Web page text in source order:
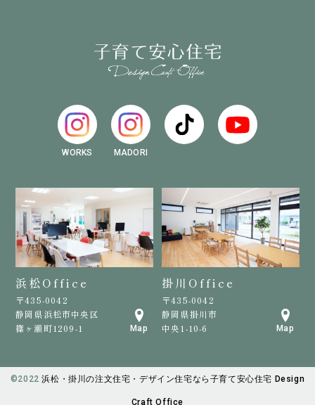
WORKS MADORI
浜松Office
〒435-0042
静岡県浜松市中央区
篠ヶ瀬町1209-1
Map
掛川Office
〒435-0042
静岡県掛川市
中央1-10-6
Map
©️2022 浜松・掛川の注文住宅・デザイン住宅なら子育て安心住宅 Design
Craft Office